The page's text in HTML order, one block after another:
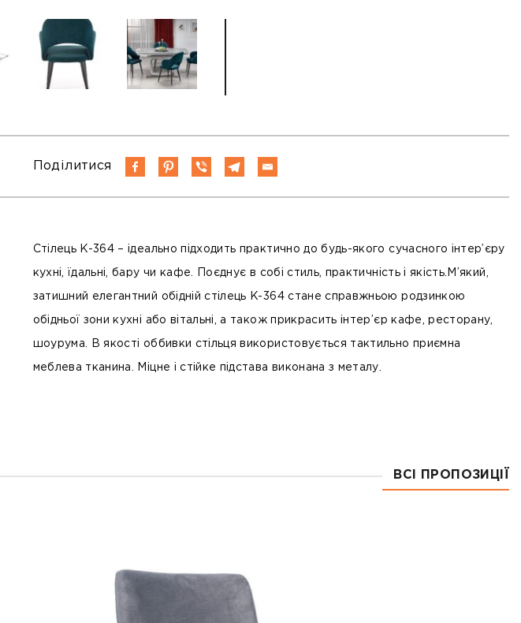
Поділитися
Стілець K-364 – ідеально підходить практично до будь-якого сучасного інтер’єру
кухні, їдальні, бару чи кафе. Поєднує в собі стиль, практичність і якість.М’який,
затишний елегантний обідній стілець K-364 стане справжньою родзинкою
обідньої зони кухні або вітальні, а також прикрасить інтер’єр кафе, ресторану,
шоурума. В якості оббивки стільця використовується тактильно приємна
меблева тканина. Міцне і стійке підстава виконана з металу.
ВСІ ПРОПОЗИЦІЇ